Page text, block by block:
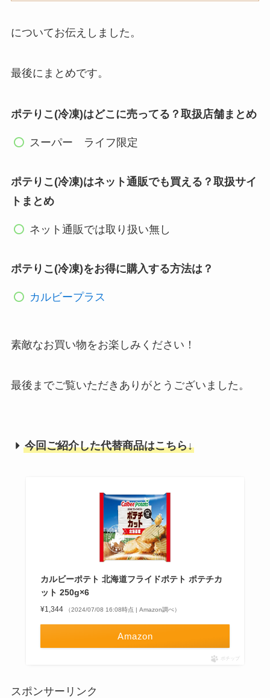
についてお伝えしました。
最後にまとめです。
ポテりこ(冷凍)はどこに売ってる？取扱店舗まとめ
スーパー ライフ限定
ポテりこ(冷凍)はネット通販でも買える？取扱サイ
トまとめ
ネット通販では取り扱い無し
ポテりこ(冷凍)をお得に購入する方法は？
カルビープラス
素敵なお買い物をお楽しみください！
最後までご覧いただきありがとうございました。
今回ご紹介した代替商品はこちら↓
カルビーポテト 北海道フライドポテト ポテチカ
ット 250g×6
¥1,344 （2024/07/08 16:08時点 | Amazon調べ）
Amazon
ポチップ
スポンサーリンク